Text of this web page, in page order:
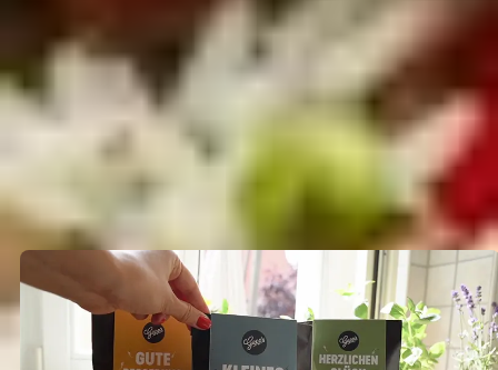
Wundertüten